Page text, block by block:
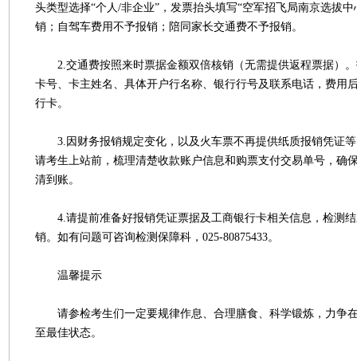
头类型选择“个人/非企业”，发票抬头填写“空军招飞局南京选拔
销；自驾车费用不予报销；陪同家长交通费不予报销。
2.交通费按照来时票据金额双倍核销（无需提供返程票据）。
卡号、卡主姓名、具体开户行名称、银行行号及联系电话，费用
行卡。
3.因财务报销规定变化，以及火车票不再提供纸质报销凭证等
请考生上站前，梳理清楚收款账户信息和购票支付交易单号，确
清到账。
4.请提前准备好报销凭证票据及工商银行卡相关信息，检测结
销。如有问题可咨询检测保障科，025-80875433。
温馨提示
请参检考生们一定要规律作息、合理膳食、科学锻炼，力争
至最佳状态。